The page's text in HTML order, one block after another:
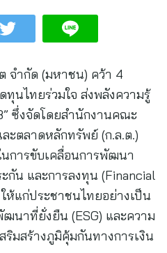
จำกัด (มหาชน) คว้า 4
ทุนไทยร่วมใจ ส่งพลังความรู้
ซึ่งจัดโดยสำนักงานคณะ
ะตลาดหลักทรัพย์ (ก.ล.ต.)
การขับเคลื่อนการพัฒนา
กัน และการลงทุน (Financial
ห้แก่ประชาชนไทยอย่างเป็น
นาที่ยั่งยืน (ESG) และความ
ริมสร้างภูมิคุ้มกันทางการเงิน